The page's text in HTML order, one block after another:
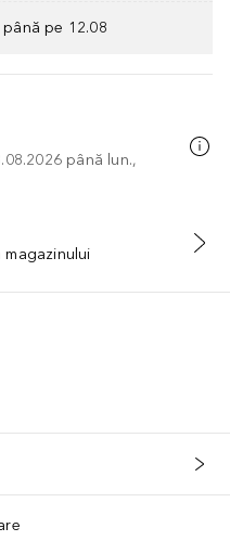
pe 12.08
până lun.,
COŞ